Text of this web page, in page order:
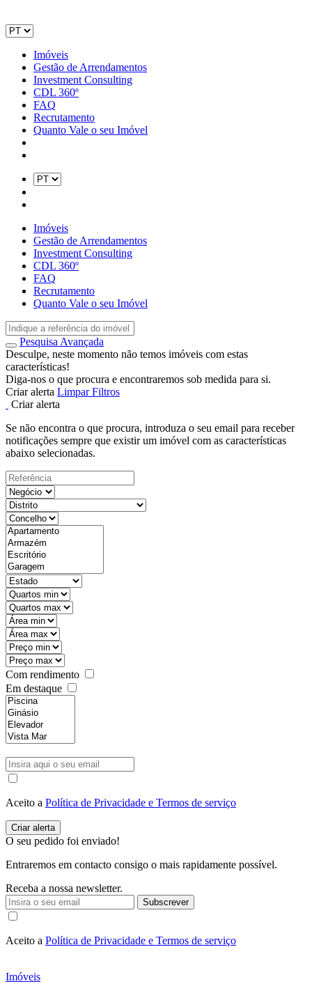
Imóveis
Gestão de Arrendamentos
Investment Consulting
CDL 360º
FAQ
Recrutamento
Quanto Vale o seu Imóvel
Imóveis
Gestão de Arrendamentos
Investment Consulting
CDL 360º
FAQ
Recrutamento
Quanto Vale o seu Imóvel
Pesquisa Avançada
Desculpe, neste momento não temos imóveis com estas
características!
Diga-nos o que procura e encontraremos sob medida para si.
Criar alerta Limpar Filtros
Criar alerta
Se não encontra o que procura, introduza o seu email para receber
notificações sempre que existir um imóvel com as características
abaixo selecionadas.
Com rendimento
Em destaque
Aceito a Política de Privacidade e Termos de serviço
O seu pedido foi enviado!
Entraremos em contacto consigo o mais rapidamente possível.
Receba a nossa newsletter.
Subscrever
Aceito a Política de Privacidade e Termos de serviço
Imóveis